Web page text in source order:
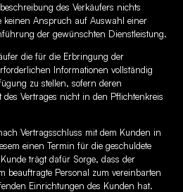
des Verkäufers nichts
keinen Anspruch auf Auswahl einer
der gewünschten Dienstleistung.
die für die Erbringung der
Informationen vollständig
zu stellen, sofern deren
Vertrages nicht in den Pflichtenkreis
Vertragsschluss mit dem Kunden in
einen Termin für die geschuldete
trägt dafür Sorge, dass der
beauftragte Personal zum vereinbarten
Einrichtungen des Kunden hat.